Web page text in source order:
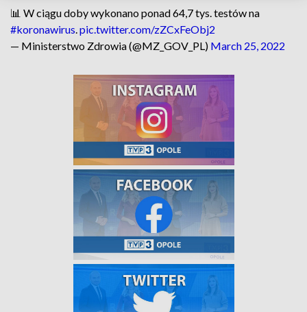
📊 W ciągu doby wykonano ponad 64,7 tys. testów na
#koronawirus.pic.twitter.com/zZCxFeObj2
— Ministerstwo Zdrowia (@MZ_GOV_PL) March 25, 2022